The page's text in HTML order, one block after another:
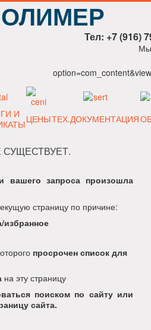
Тел: +7 (916)
Мы
И
ЦЕНЫТЕХ.ДОКУМЕНТАЦИЯ
вашего запроса произошла
страницу по причине:
избранное
просрочен список для
на эту страницу
поиском по сайту или
сайта.